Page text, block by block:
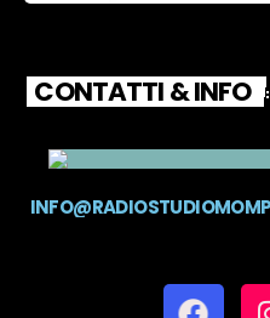
CONTATTI & INFO